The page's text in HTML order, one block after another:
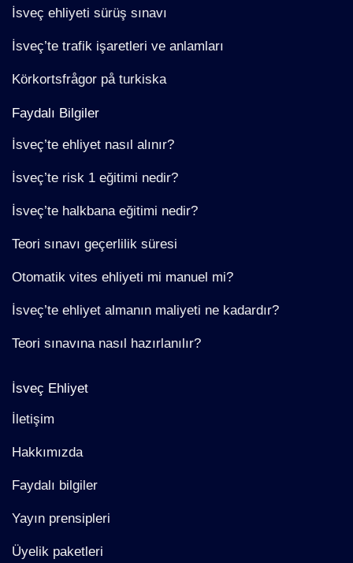
İsveç ehliyeti sürüş sınavı
İsveç’te trafik işaretleri ve anlamları
Körkortsfrågor på turkiska
Faydalı Bilgiler
İsveç’te ehliyet nasıl alınır?
İsveç’te risk 1 eğitimi nedir?
İsveç’te halkbana eğitimi nedir?
Teori sınavı geçerlilik süresi
Otomatik vites ehliyeti mi manuel mi?
İsveç’te ehliyet almanın maliyeti ne kadardır?
Teori sınavına nasıl hazırlanılır?
İsveç Ehliyet
İletişim
Hakkımızda
Faydalı bilgiler
Yayın prensipleri
Üyelik paketleri